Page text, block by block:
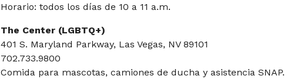
Horario: todos los días de 10 a 11 a.m.
The Center (LGBTQ+)
401 S. Maryland Parkway, Las Vegas, NV 89101
702.733.9800
Comida para mascotas, camiones de ducha y asistencia SNAP.